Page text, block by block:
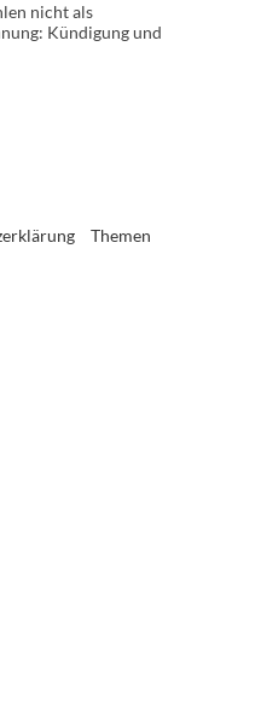
nicht als
Kündigung und
Themen